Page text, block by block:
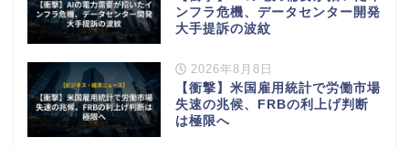
ンフラ危機、データセンター開発
大手提訴の波紋
2026年8月8日
【衝撃】米国雇用統計で労働市場
失速の兆候、FRBの利上げ判断
は極限へ